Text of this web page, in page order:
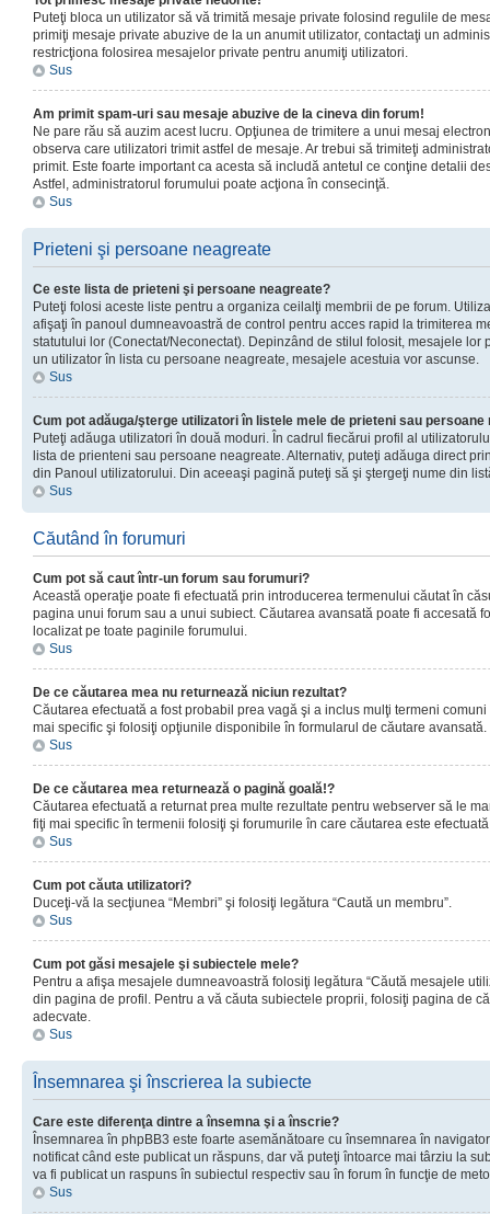
Puteţi bloca un utilizator să vă trimită mesaje private folosind regulile de
primiţi mesaje private abuzive de la un anumit utilizator, contactaţi un
restricţiona folosirea mesajelor private pentru anumiţi utilizatori.
Sus
Am primit spam-uri sau mesaje abuzive de la cineva din forum!
Ne pare rău să auzim acest lucru. Opţiunea de trimitere a unui mesaj
observa care utilizatori trimit astfel de mesaje. Ar trebui să trimiteţi
primit. Este foarte important ca acesta să includă antetul ce conţine detalii
Astfel, administratorul forumului poate acţiona în consecinţă.
Sus
Prieteni şi persoane neagreate
Ce este lista de prieteni şi persoane neagreate?
Puteţi folosi aceste liste pentru a organiza ceilalţi membrii de pe forum.
afişaţi în panoul dumneavoastră de control pentru acces rapid la trimiterea
statutului lor (Conectat/Neconectat). Depinzând de stilul folosit, mesajele lor
un utilizator în lista cu persoane neagreate, mesajele acestuia vor ascunse.
Sus
Cum pot adăuga/şterge utilizatori în listele mele de prieteni sau persoane
Puteţi adăuga utilizatori în două moduri. În cadrul fiecărui profil al
lista de prienteni sau persoane neagreate. Alternativ, puteţi adăuga direct
din Panoul utilizatorului. Din aceeaşi pagină puteţi să şi ştergeţi nume din
Sus
Căutând în forumuri
Cum pot să caut într-un forum sau forumuri?
Această operaţie poate fi efectuată prin introducerea termenului căutat în
pagina unui forum sau a unui subiect. Căutarea avansată poate fi accesată
localizat pe toate paginile forumului.
Sus
De ce căutarea mea nu returnează niciun rezultat?
Căutarea efectuată a fost probabil prea vagă şi a inclus mulţi termeni
mai specific şi folosiţi opţiunile disponibile în formularul de căutare avansată.
Sus
De ce căutarea mea returnează o pagină goală!?
Căutarea efectuată a returnat prea multe rezultate pentru webserver să le
fiţi mai specific în termenii folosiţi şi forumurile în care căutarea este
Sus
Cum pot căuta utilizatori?
Duceţi-vă la secţiunea “Membri” şi folosiţi legătura “Caută un membru”.
Sus
Cum pot găsi mesajele şi subiectele mele?
Pentru a afişa mesajele dumneavoastră folosiţi legătura “Căută mesajele
din pagina de profil. Pentru a vă căuta subiectele proprii, folosiţi pagina de
adecvate.
Sus
Însemnarea şi înscrierea la subiecte
Care este diferenţa dintre a însemna şi a înscrie?
Însemnarea în phpBB3 este foarte asemănătoare cu însemnarea în
notificat când este publicat un răspuns, dar vă puteţi întoarce mai târziu la
va fi publicat un raspuns în subiectul respectiv sau în forum în funcţie de
Sus